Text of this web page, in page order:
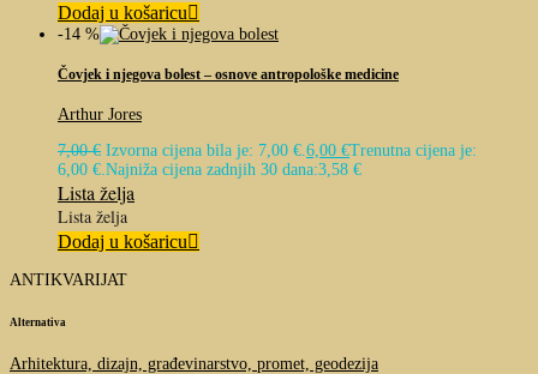
Dodaj u košaricu
-14 %
Čovjek i njegova bolest – osnove antropološke medicine
Arthur Jores
7,00€ Izvorna cijena bila je: 7,00 €.6,00 €Trenutna cijena je:
6,00 €.Najniža cijena zadnjih 30 dana:3,58 €
Lista želja
Lista želja
Dodaj u košaricu
ANTIKVARIJAT
Alternativa
Arhitektura, dizajn, građevinarstvo, promet, geodezija